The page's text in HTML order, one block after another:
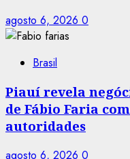
agosto 6, 2026 0
Brasil
Piauí revela
de Fábio Faria
autoridades
agosto 6, 2026 0